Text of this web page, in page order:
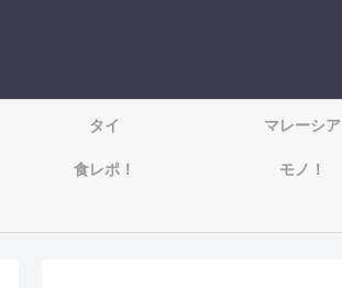
タイ マレーシア
食レポ！ モノ！